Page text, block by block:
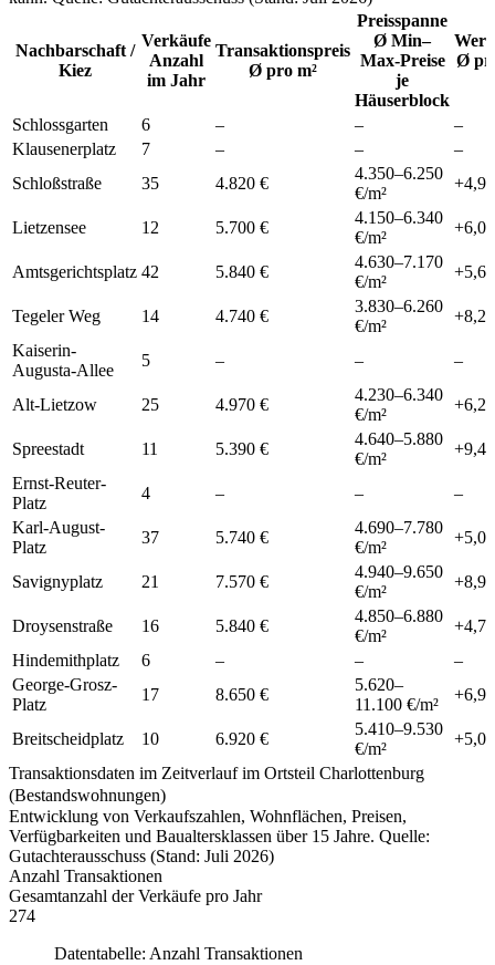
Nachbarschaft /
Kiez
Verkäufe
Anzahl
im Jahr
Transaktionspreis
Ø pro m²
Preisspanne
Ø Min–
Max-Preise
je
Häuserblock
Ø
Schlossgarten 6 – –
–
Klausenerplatz
7 – –
–
Schloßstraße
35 4.820 €
4.350–6.250
€/m²
+4,9
Lietzensee 12 5.700 €
4.150–6.340
€/m²
+6,0
Amtsgerichtsplatz 42 5.840 €
4.630–7.170
€/m²
+5,6
Tegeler Weg 14 4.740 €
3.830–6.260
€/m²
+8,2
Kaiserin-
Augusta-Allee
5 – – –
Alt-Lietzow 25 4.970 €
4.230–6.340
€/m²
+6,2
Spreestadt 11 5.390 €
4.640–5.880
€/m²
+9,4
Ernst-Reuter-
Platz
4 – –
–
Karl-August-
Platz
37 5.740 €
4.690–7.780
€/m²
+5,0
Savignyplatz 21 7.570 €
4.940–9.650
€/m²
+8,9
Droysenstraße 16 5.840 €
4.850–6.880
€/m²
+4,7
Hindemithplatz
6 – –
–
George-Grosz-
Platz
17 8.650 €
5.620–
11.100 €/m²
+6,9
Breitscheidplatz 10 6.920 €
5.410–9.530
€/m²
+5,0
Transaktionsdaten im Zeitverlauf im Ortsteil Charlottenburg
(Bestandswohnungen)
Entwicklung von Verkaufszahlen, Wohnflächen, Preisen,
Verfügbarkeiten und Baualtersklassen über 15 Jahre. Quelle:
Gutachterausschuss (Stand: Juli 2026)
Anzahl Transaktionen
Gesamtanzahl der Verkäufe pro Jahr
274
Datentabelle: Anzahl Transaktionen